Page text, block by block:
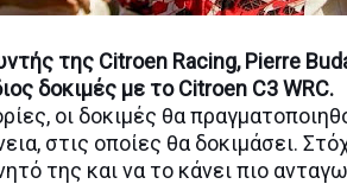
της Citroen Racing, Pierre
δοκιμές με το Citroen C3 WRC.
οι δοκιμές θα
στις οποίες θα δοκιμάσει.
της και να το κάνει πιο